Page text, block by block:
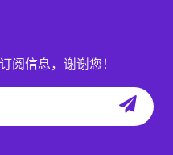
阅信息，谢谢您！